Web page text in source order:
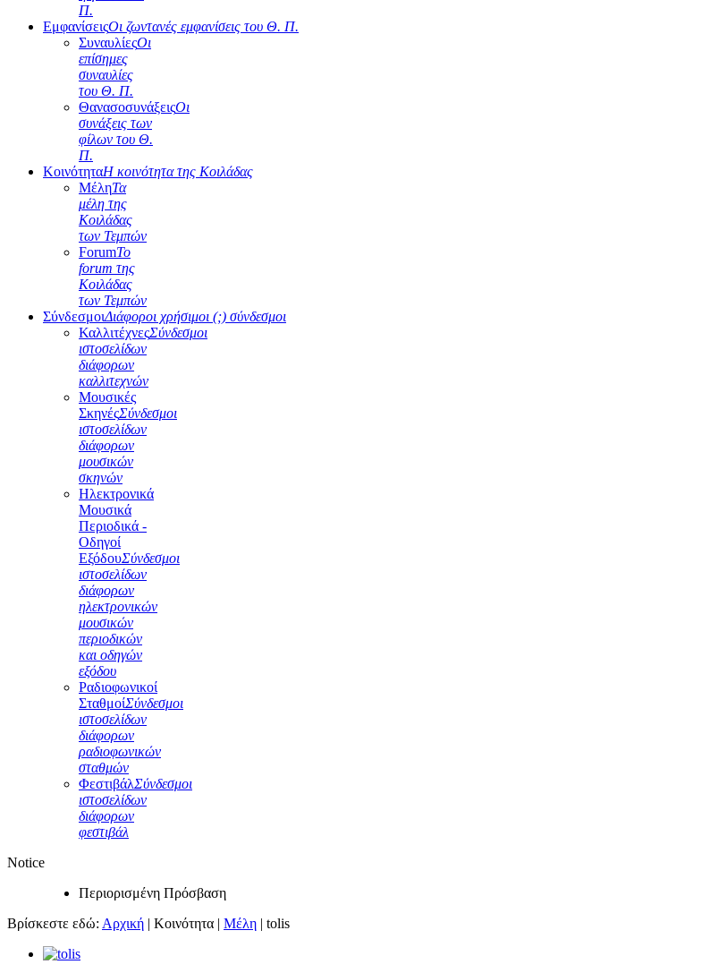
Π.
ΕμφανίσειςΟι ζωντανές εμφανίσεις του Θ. Π.
ΣυναυλίεςΟι
επίσημες
συναυλίες
του Θ. Π.
ΘανασοσυνάξειςΟι
συνάξεις των
φίλων του Θ.
Π.
ΚοινότηταΗ κοινότητα της Κοιλάδας
ΜέληΤα
μέλη της
Κοιλάδας
των Τεμπών
ForumΤο
forum της
Κοιλάδας
των Τεμπών
ΣύνδεσμοιΔιάφοροι χρήσιμοι (;) σύνδεσμοι
ΚαλλιτέχνεςΣύνδεσμοι
ιστοσελίδων
διάφορων
καλλιτεχνών
Μουσικές
ΣκηνέςΣύνδεσμοι
ιστοσελίδων
διάφορων
μουσικών
σκηνών
Ηλεκτρονικά
Μουσικά
Περιοδικά -
Οδηγοί
ΕξόδουΣύνδεσμοι
ιστοσελίδων
διάφορων
ηλεκτρονικών
μουσικών
περιοδικών
και οδηγών
εξόδου
Ραδιοφωνικοί
ΣταθμοίΣύνδεσμοι
ιστοσελίδων
διάφορων
ραδιοφωνικών
σταθμών
ΦεστιβάλΣύνδεσμοι
ιστοσελίδων
διάφορων
φεστιβάλ
Notice
Περιορισμένη Πρόσβαση
Βρίσκεστε εδώ: Αρχική | Κοινότητα | Μέλη | tolis